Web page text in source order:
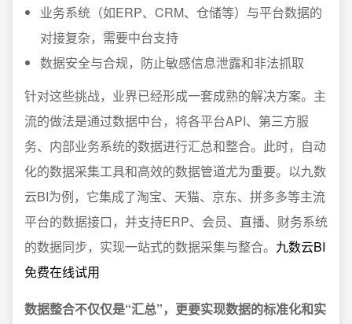
业务系统（如ERP、CRM、仓储等）与平台数据的
对接复杂，需要中台支持
数据安全与合规，防止敏感信息泄露和非法抓取
针对这些挑战，业界已经形成一套成熟的解决方案。主
流的做法是通过数据中台，将各平台API、第三方服
务、内部业务系统的数据进行汇总和整合。此时，自动
化的数据采集工具和高效的数据管道尤为重要。以九数
云BI为例，它集成了淘宝、天猫、京东、拼多多等主流
平台的数据接口，并支持ERP、会员、直播、财务系统
的数据同步，实现一站式的数据采集与整合。 九数云BI
免费在线试用
数据整合不仅仅是“汇总”，更要实现数据的标准化和实